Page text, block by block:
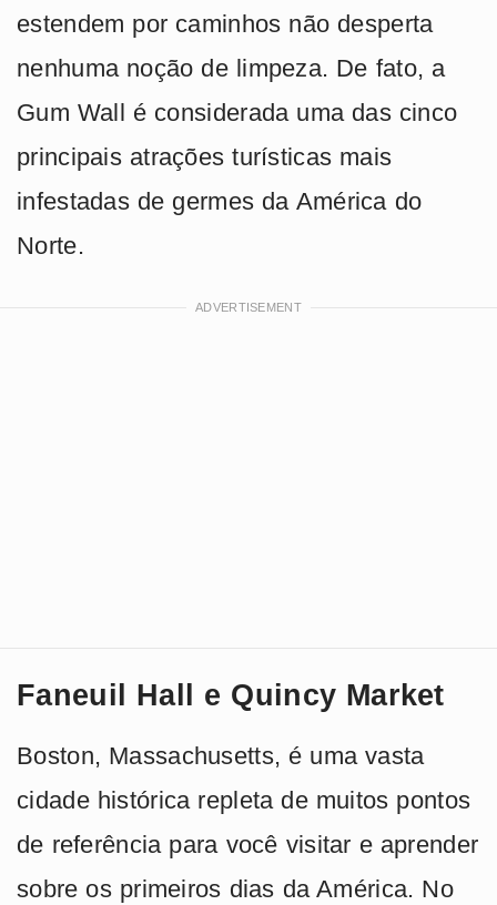
estendem por caminhos não desperta
nenhuma noção de limpeza. De fato, a
Gum Wall é considerada uma das cinco
principais atrações turísticas mais
infestadas de germes da América do
Norte.
Faneuil Hall e Quincy Market
Boston, Massachusetts, é uma vasta
cidade histórica repleta de muitos pontos
de referência para você visitar e aprender
sobre os primeiros dias da América. No